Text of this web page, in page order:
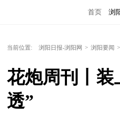
首页 浏
当前位置: 浏阳日报-浏阳网 > 浏阳要闻 >
花炮周刊丨装
透”